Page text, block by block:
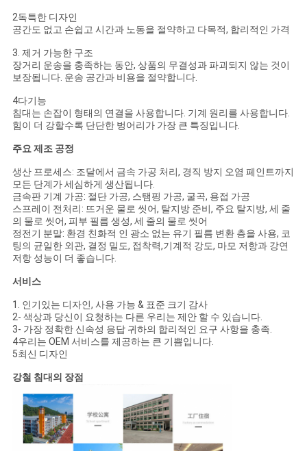
PRIVACY
POLICY
2독특한 디자인
공간도 없고 손쉽고 시간과 노동을 절약하고 다목적, 합리적인 가격
3. 제거 가능한 구조
장거리 운송을 충족하는 동안, 상품의 무결성과 파괴되지 않는 것이
보장됩니다. 운송 공간과 비용을 절약합니다.
4다기능
침대는 손잡이 형태의 연결을 사용합니다. 기계 원리를 사용합니다.
힘이 더 강할수록 단단한 벙어리가 가장 큰 특징입니다.
주요 제조 공정
생산 프로세스: 조달에서 금속 가공 처리, 경직 방지 오염 페인트까지
모든 단계가 세심하게 생산됩니다.
금속판 기계 가공: 절단 가공, 스탬핑 가공, 굴곡, 용접 가공
스프레이 전처리: 뜨거운 물로 씻어, 탈지방 준비, 주요 탈지방, 세 줄
의 물로 씻어, 피부 필름 생성, 세 줄의 물로 씻어
정전기 분말: 환경 친화적 인 광소 없는 유기 필름 변환 층을 사용, 코
팅의 균일한 외관, 결정 밀도, 접착력,기계적 강도, 마모 저항과 강연
저항 성능이 더 좋습니다.
서비스
1. 인기있는 디자인, 사용 가능 & 표준 크기 감사
2- 색상과 당신이 요청하는 다른 우리는 제안 할 수 있습니다.
3- 가장 정확한 신속성 응답 귀하의 합리적인 요구 사항을 충족.
4우리는 OEM 서비스를 제공하는 큰 기쁨입니다.
5최신 디자인
강철 침대의 장점